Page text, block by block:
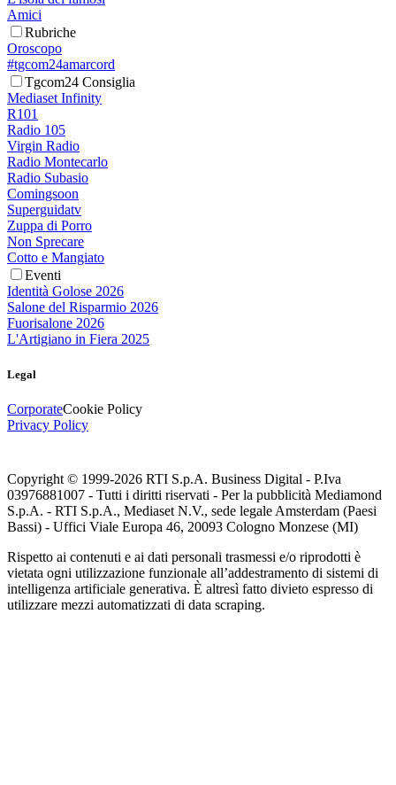
Amici
Rubriche
Oroscopo
#tgcom24amarcord
Tgcom24 Consiglia
Mediaset Infinity
R101
Radio 105
Virgin Radio
Radio Montecarlo
Radio Subasio
Comingsoon
Superguidatv
Zuppa di Porro
Non Sprecare
Cotto e Mangiato
Eventi
Identità Golose 2026
Salone del Risparmio 2026
Fuorisalone 2026
L'Artigiano in Fiera 2025
Legal
CorporateCookie Policy
Privacy Policy
Copyright © 1999-2026 RTI S.p.A. Business Digital - P.Iva
03976881007 - Tutti i diritti riservati - Per la pubblicità Mediamond
S.p.A. - RTI S.p.A., Mediaset N.V., sede legale Amsterdam (Paesi
Bassi) - Uffici Viale Europa 46, 20093 Cologno Monzese (MI)
Rispetto ai contenuti e ai dati personali trasmessi e/o riprodotti è
vietata ogni utilizzazione funzionale all’addestramento di sistemi di
intelligenza artificiale generativa. È altresì fatto divieto espresso di
utilizzare mezzi automatizzati di data scraping.